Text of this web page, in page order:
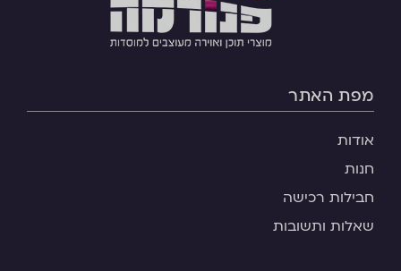
מפת האתר
אודות
חנות
חבילות רכישה
שאלות ותשובות